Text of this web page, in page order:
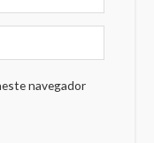
navegador